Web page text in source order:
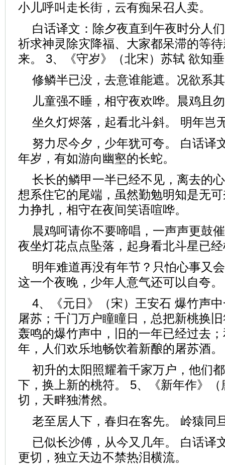
小儿呼叫走长街，云有痴呆召人卖。
白话译文：除夕夜直到午夜时分人
祈求神灵除灾降福、大家都呆滞的等
来。 3、《守岁》（北宋）苏轼 欲知
修鳞半已没，去意谁能遮。况欲系
儿童强不睡，相守夜欢哗。晨鸡且
坐久灯烬落，起看北斗斜。 明年岂
努力尽今夕，少年犹可夸。 白话译
年岁，有如游向幽壑的长蛇。
长长的鳞甲一半已经不见，离去的
想系住它的尾端，虽然勤勉明知是无
力挣扎，相守在夜间笑语喧哗。
晨鸡呵请你不要啼唱，一声声更鼓
夜坐灯花点点坠落，起身看北斗星已
明年难道再没有年节？只怕心事又
这一个夜晚，少年人意气还可以自夸。
4、《元日》（宋）王安石 爆竹声
屠苏；千门万户瞳瞳日，总把新桃换
轰鸣的爆竹声中，旧的一年已经过去
年，人们欢乐地畅饮着新酿的屠苏酒。
初升的太阳照耀着千家万户，他们
下，换上新的桃符。 5、《新年作》
切，天畔独潸然。
老至居人下，春归在客先。 岭猿同
已似长沙傅，从今又几年。 白话译
更切，独立天边不禁热泪横流。